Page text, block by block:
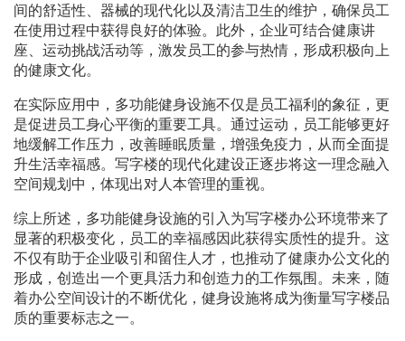
间的舒适性、器械的现代化以及清洁卫生的维护，确保员工
在使用过程中获得良好的体验。此外，企业可结合健康讲
座、运动挑战活动等，激发员工的参与热情，形成积极向上
的健康文化。
在实际应用中，多功能健身设施不仅是员工福利的象征，更
是促进员工身心平衡的重要工具。通过运动，员工能够更好
地缓解工作压力，改善睡眠质量，增强免疫力，从而全面提
升生活幸福感。写字楼的现代化建设正逐步将这一理念融入
空间规划中，体现出对人本管理的重视。
综上所述，多功能健身设施的引入为写字楼办公环境带来了
显著的积极变化，员工的幸福感因此获得实质性的提升。这
不仅有助于企业吸引和留住人才，也推动了健康办公文化的
形成，创造出一个更具活力和创造力的工作氛围。未来，随
着办公空间设计的不断优化，健身设施将成为衡量写字楼品
质的重要标志之一。